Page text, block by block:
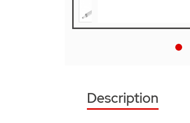
Description